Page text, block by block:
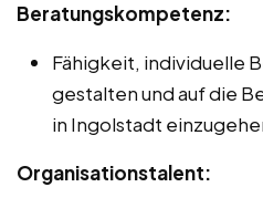
Beratungskompetenz:
Fähigkeit, individuelle
gestalten und auf die
in Ingolstadt
Organisationstalent: